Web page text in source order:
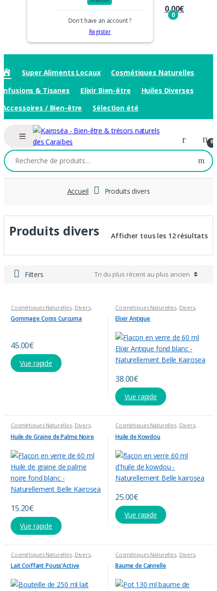
Don't have an account ?
Register
0
0.00€
c
u
Super Aliments Locaux
Cosmétiques Naturelles
Infusions & Tisanes
Elixir Bien-être
Huiles Diverses
Accessoires / Bien-être
Sélection été
0
Recherche
pour :
Accueil Produits divers
Produits divers Afficher tous les 12 résultats
Filters
Cosmétiques Naturelles, Divers,
Produits divers,Visage et Corps
Gommage Corps Curcuma
45.00€
Vue rapide
Cosmétiques Naturelles, Divers,
Elixir Bien-être,Huiles Diverses,
Produits Capillaires
Elixir Antique
38.00€
Vue rapide
Cosmétiques Naturelles, Divers,
Huiles Diverses,Produits
Capillaires,Produits divers
Huile de Graine de Palme Noire
15.20€
Vue rapide
Cosmétiques Naturelles, Divers,
Huiles Diverses,Produits
Capillaires,Produits divers
Huile de Kowdou
25.00€
Vue rapide
Cosmétiques Naturelles, Divers,
Produits divers
Lait Coiffant Pouss’Active
Cosmétiques Naturelles, Divers,
Produits divers
Baume de Cannelle